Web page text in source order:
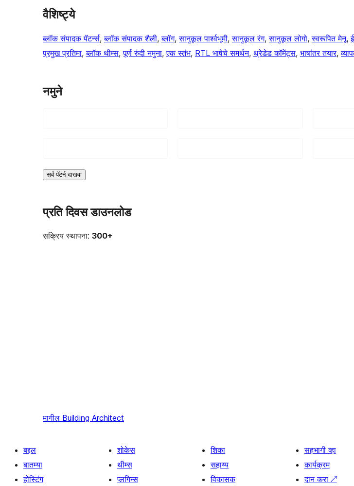
वैशिष्ट्ये
ब्लॉक संपादक पॅटर्न्स, ब्लॉक संपादक शैली, ब्लॉग, सानुकूल पार्श्वभूमी, सानुकूल रंग, सानुकूल लोगो, स्वरूपित मेनू,
प्रमुख प्रतिमा, ब्लॉक थीम्स, पूर्ण रुंदी नमुना, एक स्तंभ, RTL भाषेचे समर्थन, थ्रेडेड कॉमेंट्स, भाषांतर तयार,
नमुने
सर्व पॅटर्न दाखवा
प्रति दिवस डाउनलोड
सक्रिय स्थापना: 300+
मागील Building Architect
बद्दल
बातम्या
होस्टिंग
शोकेस
थीम्स
प्लगिन्स
शिका
सहाय्य
विकासक
सहभागी व्हा
कार्यक्रम
दान करा ↗